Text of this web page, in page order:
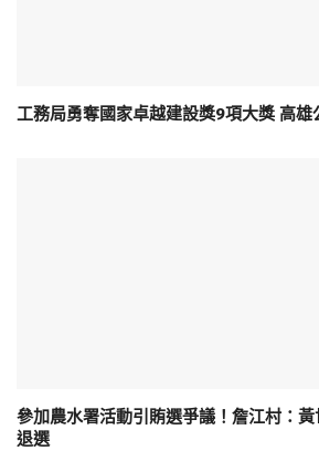
工務局勇奪國家卓越建設獎9項大獎 高雄
參加農水署活動引賄選爭議！詹江村：
退選